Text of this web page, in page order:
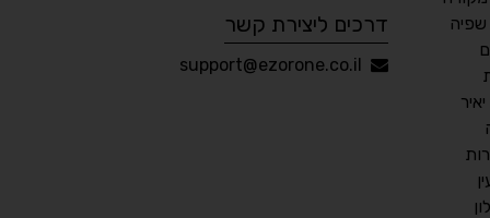
דרכים ליצירת קשר
support@ezorone.co.il
English